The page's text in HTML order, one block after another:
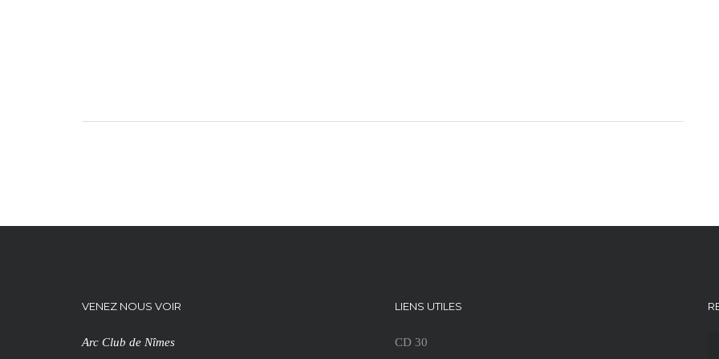
VENEZ NOUS VOIR
Arc Club de Nîmes
LIENS UTILES
CD 30